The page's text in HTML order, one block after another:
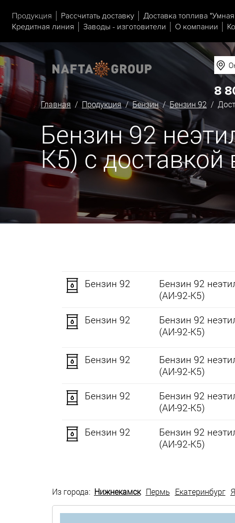
Продукция Рассчитать доставку Доставка топлива
Кредитная линия
Заводы - изготовители О компании
8
Главная / Продукция/Бензин/Бензин 92 /
Бензин 92
К5) с доставкой
Бензин 92
Бензин 92
(АИ-92-К5)
Бензин 92
Бензин 92
(АИ-92-К5)
Бензин 92
Бензин 92
(АИ-92-К5)
Бензин 92
Бензин 92
(АИ-92-К5)
Бензин 92
Бензин 92
(АИ-92-К5)
Из города: Нижнекамск Пермь Екатеринбург